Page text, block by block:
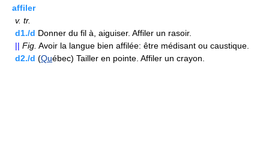
affiler
v. tr.
d1./d Donner du fil à, aiguiser. Affiler un rasoir.
|| Fig. Avoir la langue bien affilée: être médisant ou caustique.
d2./d (Québec) Tailler en pointe. Affiler un crayon.